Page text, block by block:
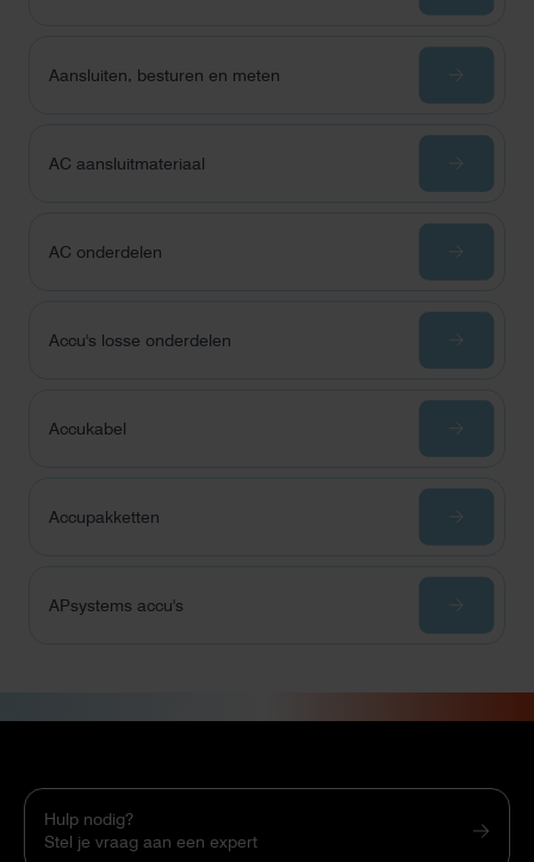
Aansluiten, besturen en meten
AC aansluitmateriaal
AC onderdelen
Accu's losse onderdelen
Accukabel
Accupakketten
APsystems accu's
Hulp nodig?
Stel je vraag aan een expert